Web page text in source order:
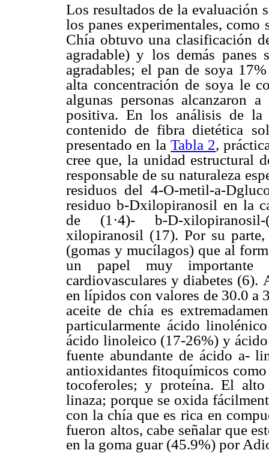
Los resultados de la evaluación
los panes experimentales, como
Chía obtuvo una clasificación
agradable) y los demás panes
agradables; el pan de soya
alta concentración de soya le
algunas personas alcanzaron a
positiva. En los análisis de la
contenido de fibra dietética
presentado en laTabla 2,
cree que, la unidad estructural
responsable de su naturaleza
residuos del 4-O-metil-a-
residuo b-Dxilopiranosil en la
de (1·4)- b-D-xilopiranosil-
xilopiranosil (17). Por su
(gomas y mucílagos) que al
un papel muy
cardiovasculares y diabetes (6).
en lípidos con valores de 30.0 a
aceite de chía es
particularmente ácido
ácido linoleico (17-26%) y
fuente abundante de ácido a-
antioxidantes fitoquímicos
tocoferoles; y proteína. El
linaza; porque se oxida
con la chía que es rica en
fueron altos, cabe señalar que
en la goma guar (45.9%) por